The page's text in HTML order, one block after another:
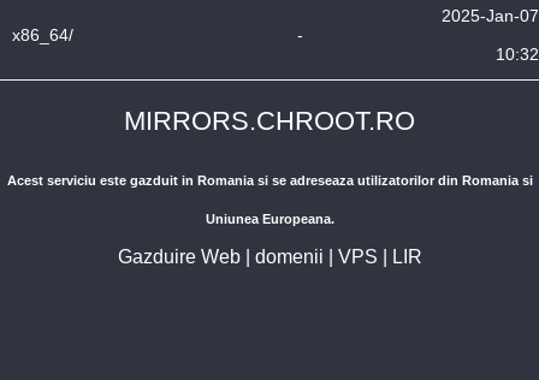
x86_64/ -
2025-Jan-07
10:32
MIRRORS.CHROOT.RO
Acest serviciu este gazduit in Romania si se adreseaza utilizatorilor din Romania si
Uniunea Europeana.
Gazduire Web| domenii VPS LIR